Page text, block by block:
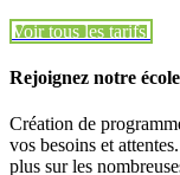
Voir tous les tarifs
Rejoignez notre école
Création de
vos besoins et
plus sur les